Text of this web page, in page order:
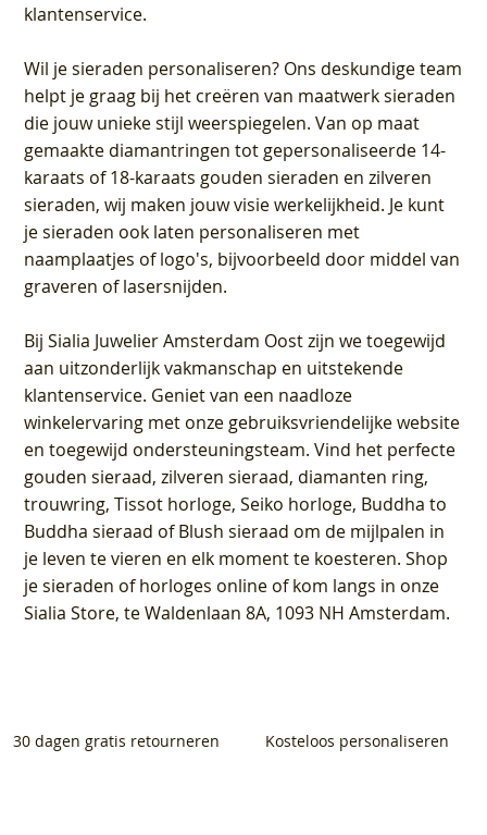
klantenservice.
Wil je sieraden personaliseren? Ons deskundige team
helpt je graag bij het creëren van maatwerk sieraden
die jouw unieke stijl weerspiegelen. Van op maat
gemaakte diamantringen tot gepersonaliseerde 14-
karaats of 18-karaats gouden sieraden en zilveren
sieraden, wij maken jouw visie werkelijkheid. Je kunt
je sieraden ook laten personaliseren met
naamplaatjes of logo's, bijvoorbeeld door middel van
graveren of lasersnijden.
BijSialia Juwelier Amsterdam Oostzijn we toegewijd
aan uitzonderlijk vakmanschap en uitstekende
klantenservice. Geniet van een naadloze
winkelervaring met onze gebruiksvriendelijke website
en toegewijd ondersteuningsteam. Vind het perfecte
gouden sieraad, zilveren sieraad, diamanten ring,
trouwring, Tissot horloge, Seiko horloge, Buddha to
Buddha sieraad of Blush sieraad om de mijlpalen in
je leven te vieren en elk moment te koesteren. Shop
je sieraden of horloges online of kom langs in onze
Sialia Store, te Waldenlaan 8A, 1093 NH Amsterdam.
30 dagen gratis retourneren Kosteloos personaliseren